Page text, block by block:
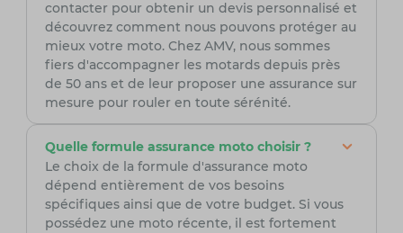
contacter pour obtenir un devis personnalisé et
découvrez comment nous pouvons protéger au
mieux votre moto. Chez AMV, nous sommes
fiers d'accompagner les motards depuis près
de 50 ans et de leur proposer une assurance sur
mesure pour rouler en toute sérénité.
Quelle formule assurance moto choisir ?
Le choix de la formule d'assurance moto
dépend entièrement de vos besoins
spécifiques ainsi que de votre budget. Si vous
possédez une moto récente, il est fortement